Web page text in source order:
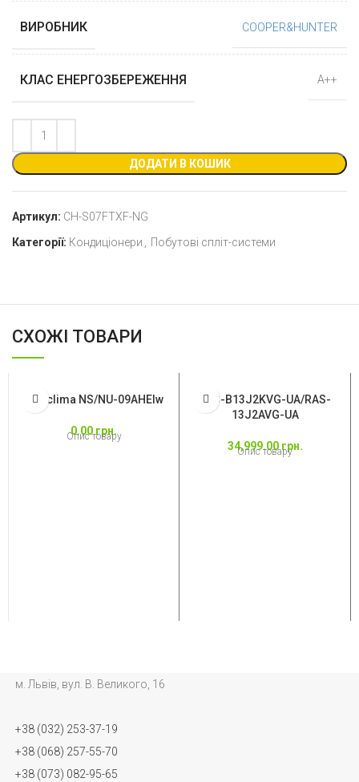
ВИРОБНИК COOPER&HUNTER
КЛАС ЕНЕРГОЗБЕРЕЖЕННЯ А++
ДОДАТИ В КОШИК
Артикул: CH-S07FTXF-NG
Категорії: Кондиціонери Побутові спліт-системи
СХОЖІ ТОВАРИ
Neoclima NS/NU-09AHEIw
0.00 грн.
Опис товару
RAS-B13J2KVG-UA/RAS-
13J2AVG-UA
34,999.00 грн.
Опис товару
м. Львів, вул. В. Великого, 16
+38 (032) 253-37-19
+38 (068) 257-55-70
+38 (073) 082-95-65